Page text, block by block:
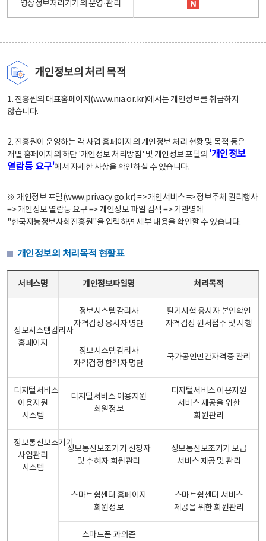
영상정보처리기기의 운영·관리
개인정보의 처리 목적
1. 진흥원의 대표홈페이지(www.nia.or.kr)에서는 개인정보를 취급하지
않습니다.
2. 진흥원이 운영하는 각 사업 홈페이지의 개인정보 처리 현황 및 목적 등은
개별 홈페이지의 하단 '개인정보 처리방침' 및 개인정보 포털의 '개인정보
열람등 요구'에서 자세한 사항을 확인하실 수 있습니다.
※ 개인정보 포털(www.privacy.go.kr) => 개인서비스 => 정보주체 권리행사
=> 개인정보 열람등 요구 => 개인정보 파일 검색 => 기관명에
"한국지능정보사회진흥원"을 입력하면 세부 내용을 확인할 수 있습니다.
개인정보의 처리목적 현황표
서비스명 개인정보파일명 처리목적
정보시스템감리사
홈페이지
정보시스템감리사
자격검정 응시자 명단
필기시험 응시자 본인확인
자격검정 원서접수 및 시행
정보시스템감리사
자격검정 합격자 명단
국가공인민간자격증 관리
디지털서비스
이용지원
시스템
디지털서비스 이용지원
회원정보
디지털서비스 이용지원
서비스 제공을 위한
회원관리
정보통신보조기기
사업관리
시스템
정보통신보조기기 신청자
및 수혜자 회원관리
정보통신보조기기 보급
서비스 제공 및 관리
스마트쉼센터 홈페이지
회원정보
스마트쉼센터 서비스
제공을 위한 회원관리
스마트폰 과의존